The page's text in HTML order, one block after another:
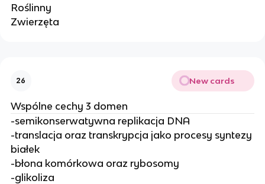
Roślinny
Zwierzęta
26 New cards
Wspólne cechy 3 domen
-semikonserwatywna replikacja DNA
-translacja oraz transkrypcja jako procesy syntezy
białek
-błona komórkowa oraz rybosomy
-glikoliza